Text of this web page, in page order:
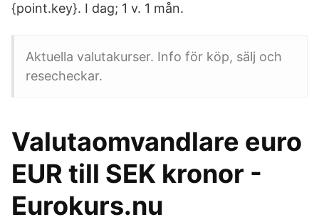
{point.key}. I dag; 1 v. 1 mån.
Aktuella valutakurser. Info för köp, sälj och
resecheckar.
Valutaomvandlare euro
EUR till SEK kronor -
Eurokurs.nu